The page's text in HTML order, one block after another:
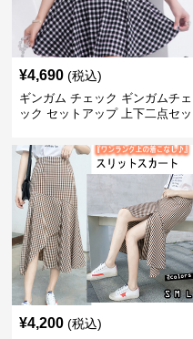
¥4,690 (税込)
ギンガム チェック ギンガムチェ
ック セットアップ 上下二点セッ
¥4,200 (税込)